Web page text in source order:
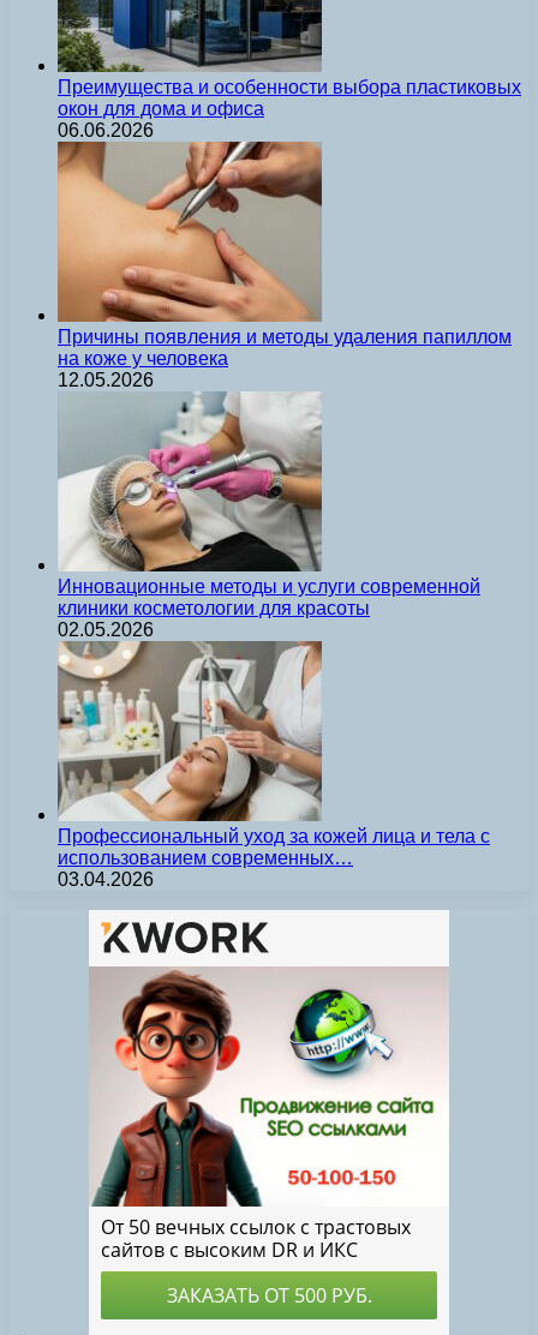
Преимущества и особенности выбора пластиковых
окон для дома и офиса
06.06.2026
Причины появления и методы удаления папиллом
на коже у человека
12.05.2026
Инновационные методы и услуги современной
клиники косметологии для красоты
02.05.2026
Профессиональный уход за кожей лица и тела с
использованием современных…
03.04.2026